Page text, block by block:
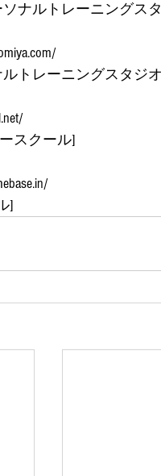
ナルトレーニングスタ
トレーニングスタジオ
スクール]
]